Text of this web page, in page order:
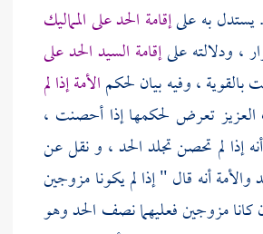
يستدل به علىإقامة الحد على المماليك
، ودلالته علىإقامة السيد الحد على
بالقوية ، وفيه بيان لحكمالأمة إذا لم
العزيز تعرض لحكمها إذا أحصنت ،
إذا لم تحصن تجلد الحد ، و نقل عن
والأمة أنه قال " إذا لم يكونا مزوجين
كانا مزوجين فعليهما نصف الحد وهو